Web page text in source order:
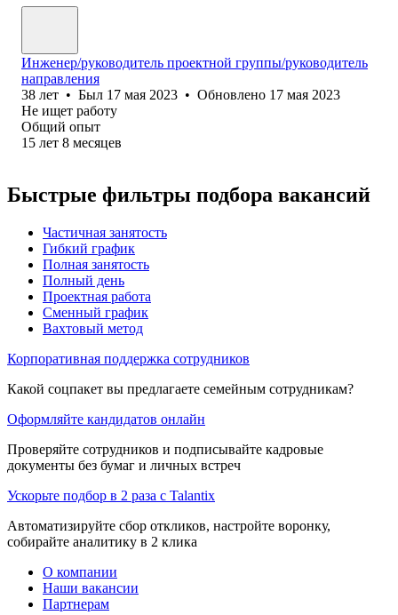
Инженер/руководитель проектной группы/руководитель
направления
38 лет • Был 17 мая 2023 • Обновлено 17 мая 2023
Не ищет работу
Общий опыт
15 лет 8 месяцев
Быстрые фильтры подбора вакансий
Частичная занятость
Гибкий график
Полная занятость
Полный день
Проектная работа
Сменный график
Вахтовый метод
Корпоративная поддержка сотрудников
Какой соцпакет вы предлагаете семейным сотрудникам?
Оформляйте кандидатов онлайн
Проверяйте сотрудников и подписывайте кадровые
документы без бумаг и личных встреч
Ускорьте подбор в 2 раза с Talantix
Автоматизируйте сбор откликов, настройте воронку,
собирайте аналитику в 2 клика
О компании
Наши вакансии
Партнерам